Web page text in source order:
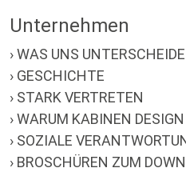
Unternehmen
› WAS UNS
› GESCHICHTE
› STARK VERTRETEN
› WARUM KABINEN DESIGN
› SOZIALE
› BROSCHÜREN ZUM